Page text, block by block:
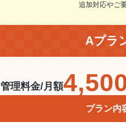
追加対応やご
Aプラ
管理料金/月額
プラン内